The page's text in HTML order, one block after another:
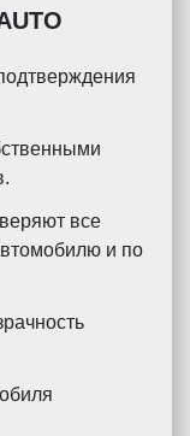
все
и по